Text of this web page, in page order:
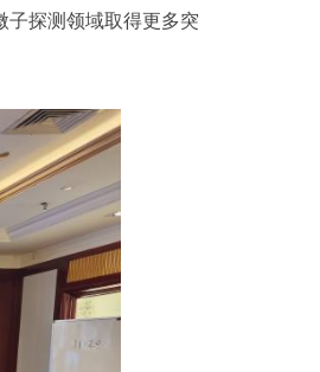
子探测领域取得更多突